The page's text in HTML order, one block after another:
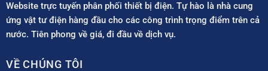
Website trực tuyến phân phối thiết bị điện. Tự hào là nhà cung
ứng vật tư điện hàng đầu cho các công trình trọng điểm trên cả
nước. Tiên phong về giá, đi đầu về dịch vụ.
VỀ CHÚNG TÔI